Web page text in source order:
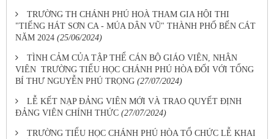
TRƯỜNG TH CHÁNH PHÚ HOÀ THAM GIA HỘI THI
"TIẾNG HÁT SƠN CA - MÚA DÂN VŨ" THÀNH PHỐ BẾN CÁT
NĂM 2024 (25/06/2024)
TÌNH CẢM CỦA TẬP THỂ CÁN BỘ GIÁO VIÊN, NHÂN
VIÊN TRƯỜNG TIỂU HỌC CHÁNH PHÚ HÒA ĐỐI VỚI TỔNG
BÍ THƯ NGUYỄN PHÚ TRỌNG (27/07/2024)
LỄ KẾT NẠP ĐẢNG VIÊN MỚI VÀ TRAO QUYẾT ĐỊNH
ĐẢNG VIÊN CHÍNH THỨC (27/07/2024)
TRƯỜNG TIỂU HỌC CHÁNH PHÚ HÒA TỔ CHỨC LỄ KHAI